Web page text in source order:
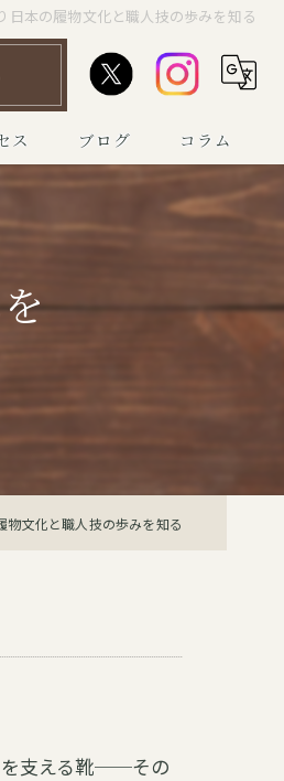
日本の履物文化と職人技の歩みを知る
ス ブログ コラム
物文化と職人技の歩みを知る
を支える靴──その